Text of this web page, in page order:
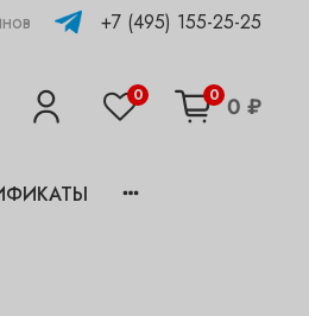
+7 (495) 155-25-25
0 0 0 ₽